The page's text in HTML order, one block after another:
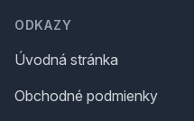
ODKAZY
Úvodná stránka
Obchodné podmienky